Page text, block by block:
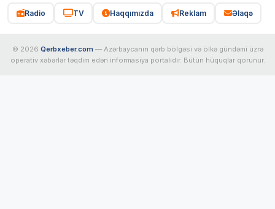
Radio TV Haqqımızda Reklam Əlaqə
© 2026 Qerbxeber.com — Azərbaycanın qərb bölgəsi və ölkə gündəmi üzrə
operativ xəbərlər təqdim edən informasiya portalıdır. Bütün hüquqlar qorunur.